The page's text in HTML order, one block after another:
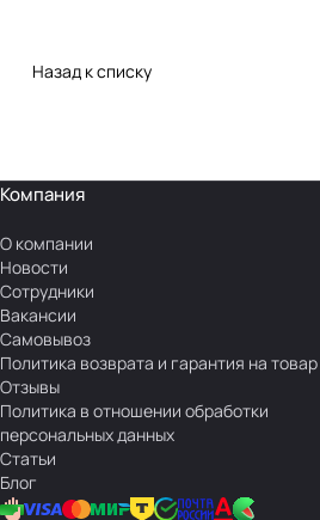
Назад к списку
Компания
О компании
Новости
Сотрудники
Вакансии
Самовывоз
Политика возврата и гарантия на товар
Отзывы
Политика в отношении обработки
персональных данных
Статьи
Блог